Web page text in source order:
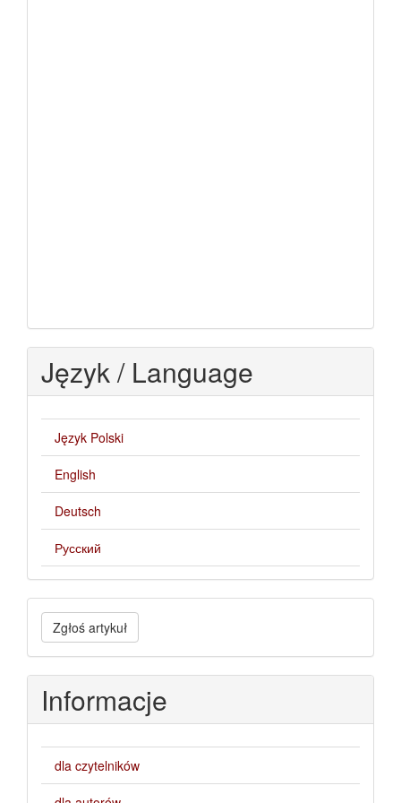
Język / Language
Język Polski
English
Deutsch
Русский
Zgłoś
artykuł
Zgłoś artykuł
Informacje
dla czytelników